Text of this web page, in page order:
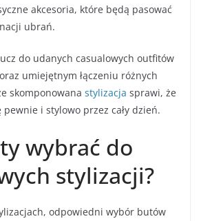
akcesoria, które będą pasować
ubrań.
do udanych casualowych outfitów
oraz umiejętnym łączeniu różnych
skomponowana stylizacja sprawi, że
i stylowo przez cały dzień.
wybrać do
stylizacji?
odpowiedni wybór butów